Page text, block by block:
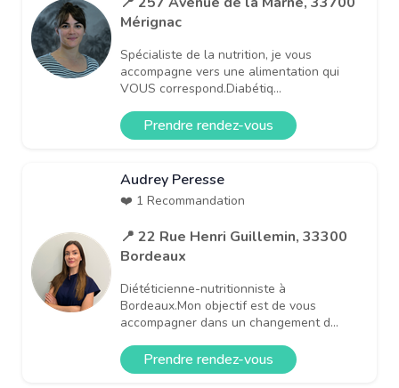
Mérignac
Spécialiste de la nutrition, je vous
accompagne vers une alimentation qui
VOUS correspond.Diabétiq...
Prendre rendez-vous
Audrey Peresse
❤️ 1 Recommandation
📍 22 Rue Henri Guillemin, 33300
Bordeaux
Diététicienne-nutritionniste à
Bordeaux.Mon objectif est de vous
accompagner dans un changement d...
Prendre rendez-vous